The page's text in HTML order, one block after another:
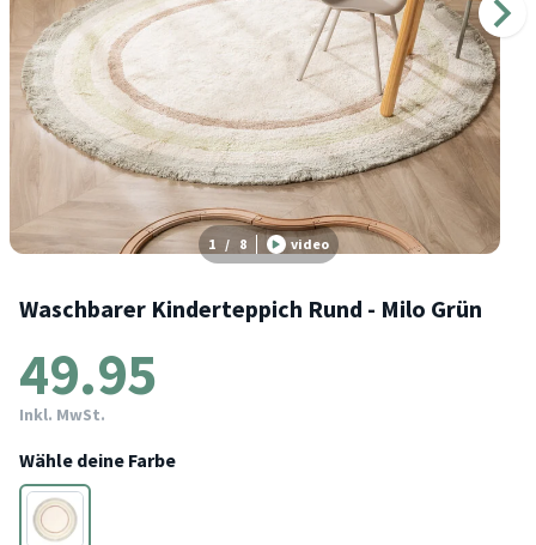
1 / 8 video
Waschbarer Kinderteppich Rund - Milo Grün
49.95
Inkl. MwSt.
Wähle deine Farbe